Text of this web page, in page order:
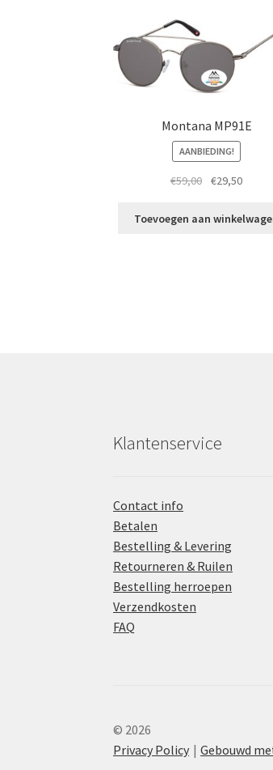
Montana MP91E
AANBIEDING!
€59,00
was:
€29,50Huidige
is:
Toevoegen aan
Klantenservice
Contact info
Betalen
Bestelling & Levering
Retourneren & Ruilen
Bestelling herroepen
Verzendkosten
FAQ
© 2026
Privacy Policy
Gebouwd